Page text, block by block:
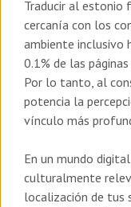
Traducir al estonio
cercanía con los
ambiente inclusivo
0.1% de las
Por lo tanto, al
potencia la
vínculo más
En un mundo
culturalmente
localización de tus